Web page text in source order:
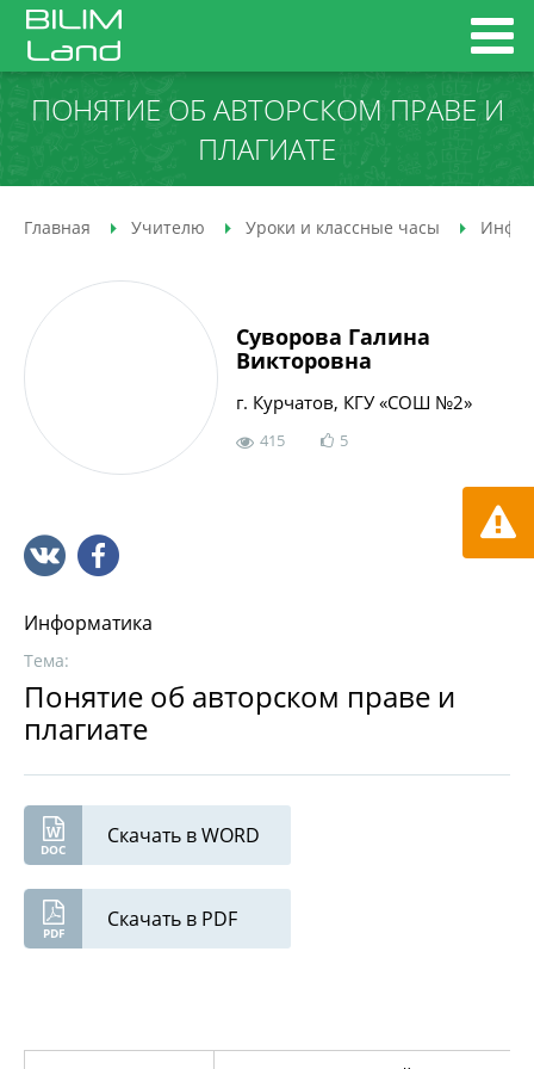
ПОНЯТИЕ ОБ АВТОРСКОМ ПРАВЕ И
ПЛАГИАТЕ
Главная Учителю Уроки и классные часы
Суворова Галина
Викторовна
г. Курчатов, КГУ «СОШ №2»
415 5
Информатика
Тема:
Понятие об авторском праве и
плагиате
Скачать в WORD
Скачать в PDF